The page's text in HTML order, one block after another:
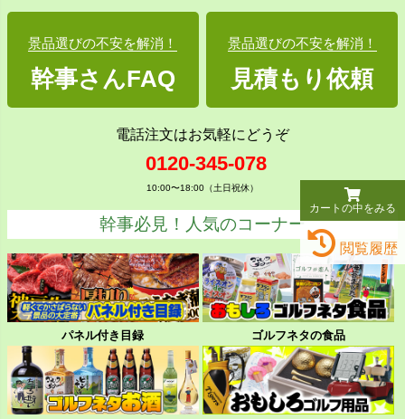
カートの中をみる
閲覧履歴
景品選びの不安を解消！
幹事さんFAQ
景品選びの不安を解消！
見積もり依頼
電話注文はお気軽にどうぞ
0120-345-078
10:00〜18:00（土日祝休）
幹事必見！人気のコーナー
パネル付き目録 ゴルフネタの食品